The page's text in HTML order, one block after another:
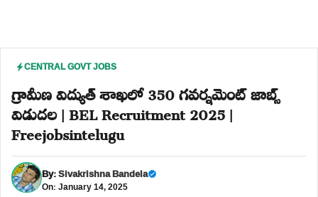
CENTRAL GOVT JOBS
గ్రామీణ విద్యుత్ శాఖలో 350 గవర్నమెంట్ జాబ్స్
విడుదల | BEL Recruitment 2025 |
Freejobsintelugu
By:Sivakrishna Bandela
On: January 14, 2025